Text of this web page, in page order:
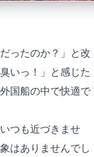
ったのか？」と改
いっ！」と感じた
国船の中で快適で
つも近づきませ
はありませんでし